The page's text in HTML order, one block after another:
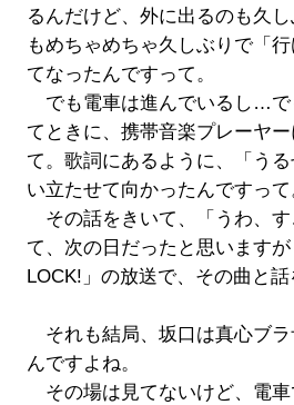
るんだけど、外に出るのも久
もめちゃめちゃ久しぶりで「
てなったんですって。
でも電車は進んでいるし…
てときに、携帯音楽プレーヤ
て。歌詞にあるように、「う
い立たせて向かったんですって
その話をきいて、「うわ、す
て、次の日だったと思います
LOCK!」の放送で、その曲と話
それも結局、坂口は真心ブラ
んですよね。
その場は見てないけど、電車